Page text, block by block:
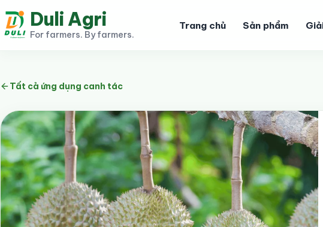
Duli Agri
For farmers. By farmers.
Trang chủ Sản phẩm
Tất cả ứng dụng canh tác